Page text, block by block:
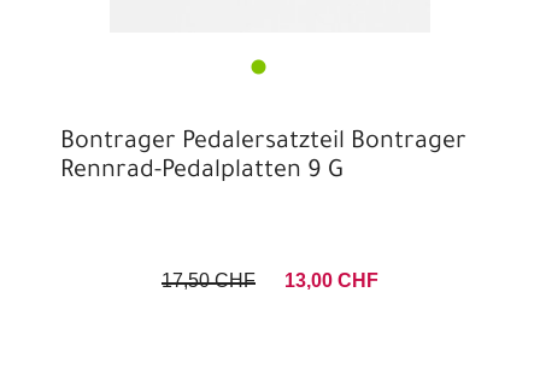
Bontrager Pedalersatzteil Bontrager
Rennrad-Pedalplatten 9 G
17,50 CHF 13,00 CHF